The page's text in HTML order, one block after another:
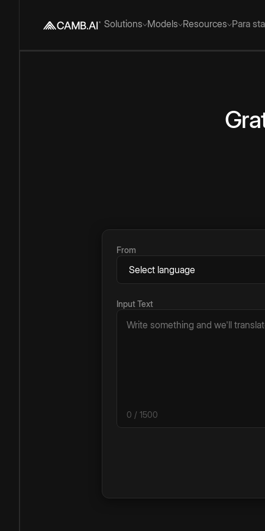
Solutions Models Resources Para
From
Input Text
0 / 1500